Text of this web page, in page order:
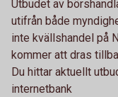
Utbudet av
utifrån både
inte kvällshandel på
kommer att dras
Du hittar aktuellt
internetbank